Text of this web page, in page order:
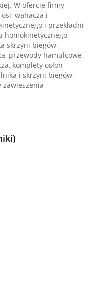
W ofercie firmy
wahacza i
i przekładni
homokinetycznego,
skrzyni biegów,
przewody hamulcowe
komplety osłon
i skrzyni biegów,
zawieszenia